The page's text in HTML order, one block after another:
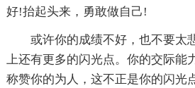
好!抬起头来，勇敢做自己!
或许你的成绩不好，也不要太
上还有更多的闪光点。你的交际能
称赞你的为人，这不正是你的闪光